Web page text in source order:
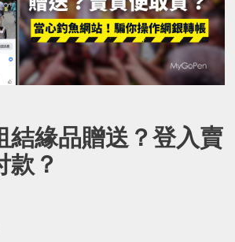
結緣品贈送？登入賣
款？